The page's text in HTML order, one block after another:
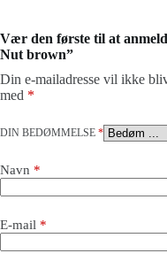
Vær den første til at
Nut brown”
Din e-mailadresse vil ikke
med *
DIN BEDØMMELSE *
Navn *
E-mail *